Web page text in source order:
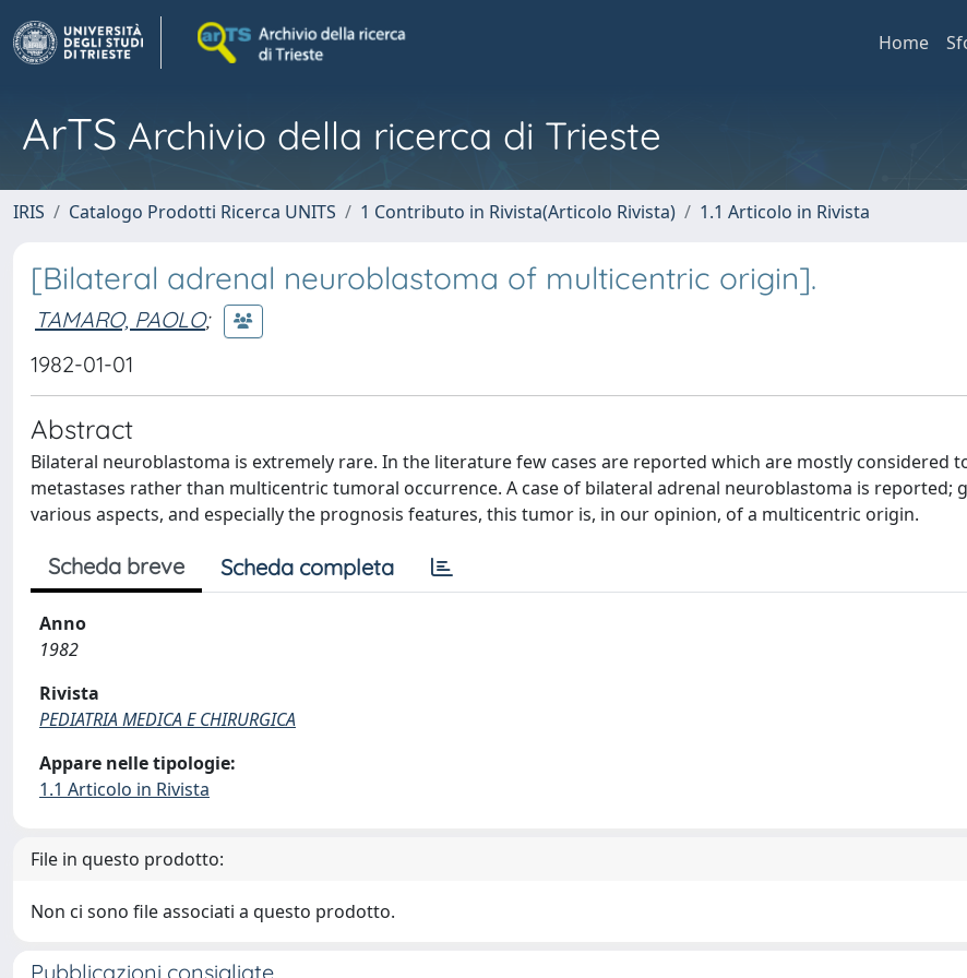
Home
ArTS Archivio della ricerca di Trieste
IRIS Catalogo Prodotti Ricerca UNITS 1 Contributo in Rivista(Articolo Rivista) 1.1 Articolo in Rivista
[Bilateral adrenal neuroblastoma of multicentric origin].
TAMARO, PAOLO;
1982-01-01
Abstract
Bilateral neuroblastoma is extremely rare. In the literature few cases are reported which are mostly considered
metastases rather than multicentric tumoral occurrence. A case of bilateral adrenal neuroblastoma is reported;
various aspects, and especially the prognosis features, this tumor is, in our opinion, of a multicentric origin.
Scheda breve Scheda completa
Anno
1982
Rivista
PEDIATRIA MEDICA E CHIRURGICA
Appare nelle tipologie:
1.1 Articolo in Rivista
File in questo prodotto:
Non ci sono file associati a questo prodotto.
Pubblicazioni consigliate